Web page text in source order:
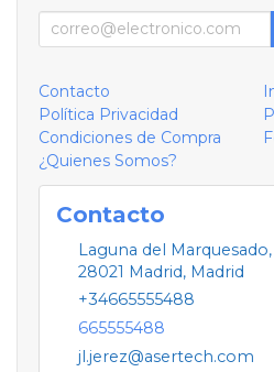
Contacto
Política Privacidad
Condiciones de Compra
¿Quienes Somos?
Contacto
Laguna del
28021 Madrid, Madrid
+34665555488
665555488
jl.jerez@asertech.com